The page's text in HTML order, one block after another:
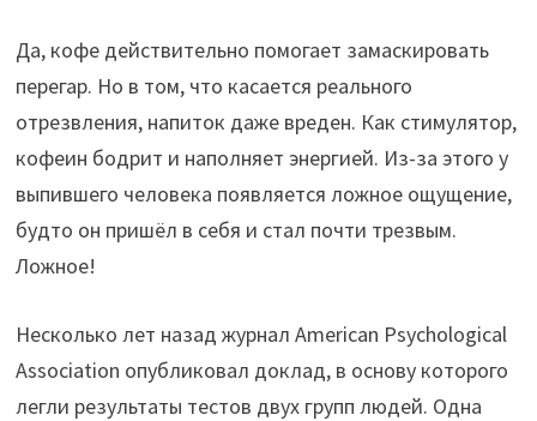
Да, кофе действительно помогает замаскировать
перегар. Но в том, что касается реального
отрезвления, напиток даже вреден. Как стимулятор,
кофеин бодрит и наполняет энергией. Из-за этого у
выпившего человека появляется ложное ощущение,
будто он пришёл в себя и стал почти трезвым.
Ложное!
Несколько лет назад журнал American Psychological
Association опубликовал доклад, в основу которого
легли результаты тестов двух групп людей. Одна